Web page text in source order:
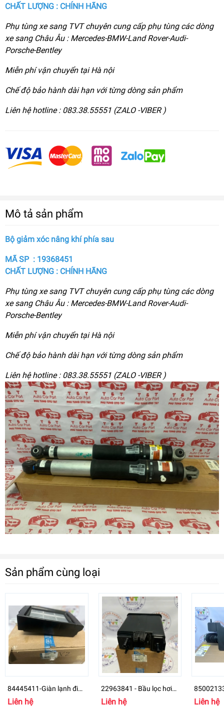
CHẤT LƯỢNG : CHÍNH HÃNG
Phụ tùng xe sang TVT chuyên cung cấp phụ tùng các dòng
xe sang Châu Âu : Mercedes-BMW-Land Rover-Audi-
Porsche-Bentley
Miễn phí vận chuyển tại Hà nội
Chế độ bảo hành dài hạn với từng dòng sản phẩm
Liên hệ hotline : 083.38.55551 (ZALO -VIBER )
Mô tả sản phẩm
Bộ giảm xóc nâng khí phía sau
MÃ SP : 19368451
CHẤT LƯỢNG : CHÍNH HÃNG
Phụ tùng xe sang TVT chuyên cung cấp phụ tùng các dòng
xe sang Châu Âu : Mercedes-BMW-Land Rover-Audi-
Porsche-Bentley
Miễn phí vận chuyển tại Hà nội
Chế độ bảo hành dài hạn với từng dòng sản phẩm
Liên hệ hotline : 083.38.55551 (ZALO -VIBER )
Sản phẩm cùng loại
84445411-Giàn lạnh điều
hòa sau Cadillac
Escalade ESV
Liên hệ
22963841 - Bầu lọc hơi
xăng GM Genuine
Liên hệ
cơ
Liên hệ